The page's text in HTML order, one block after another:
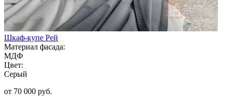
Шкаф-купе Рей
Материал фасада:
МДФ
Цвет:
Серый
от 70 000 руб.